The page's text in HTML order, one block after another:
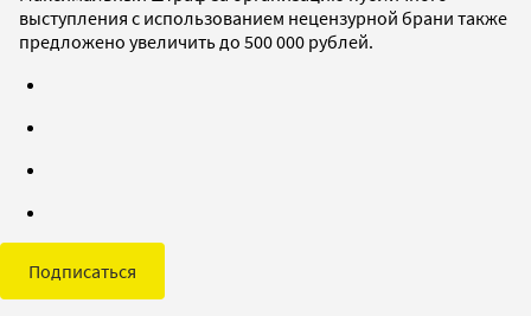
выступления с использованием нецензурной брани также
предложено увеличить до 500 000 рублей.
Подписаться